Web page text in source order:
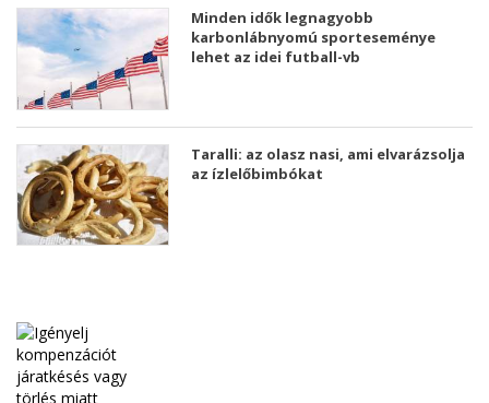
Minden idők legnagyobb
karbonlábnyomú sporteseménye
lehet az idei futball-vb
Taralli: az olasz nasi, ami elvarázsolja
az ízlelőbimbókat